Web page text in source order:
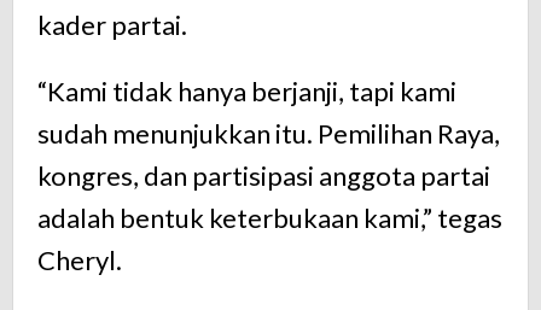
kader partai.
“Kami tidak hanya berjanji, tapi kami
sudah menunjukkan itu. Pemilihan Raya,
kongres, dan partisipasi anggota partai
adalah bentuk keterbukaan kami,” tegas
Cheryl.